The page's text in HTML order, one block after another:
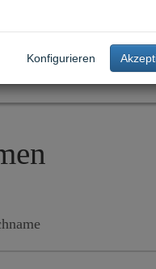
Konfigurieren